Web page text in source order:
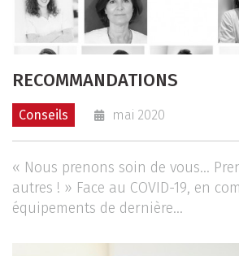
RECOMMANDATIONS
Conseils mai 2020
« Nous prenons soin de vous…
autres ! » Face au COVID-19, en
équipements de dernière...